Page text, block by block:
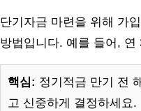
단기자금 마련을 위해 가
방법입니다. 예를 들어,
핵심: 정기적금 만기 전
고 신중하게 결정하세요.